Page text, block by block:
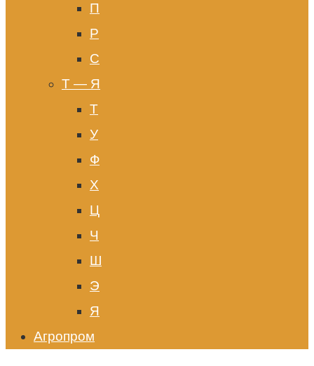
П
Р
С
Т — Я
Т
У
Ф
Х
Ц
Ч
Ш
Э
Я
Агропром